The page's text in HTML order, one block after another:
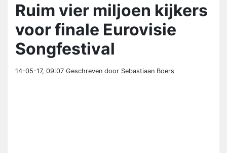
Ruim vier miljoen kijkers
voor finale Eurovisie
Songfestival
14-05-17, 09:07 Geschreven door Sebastiaan Boers